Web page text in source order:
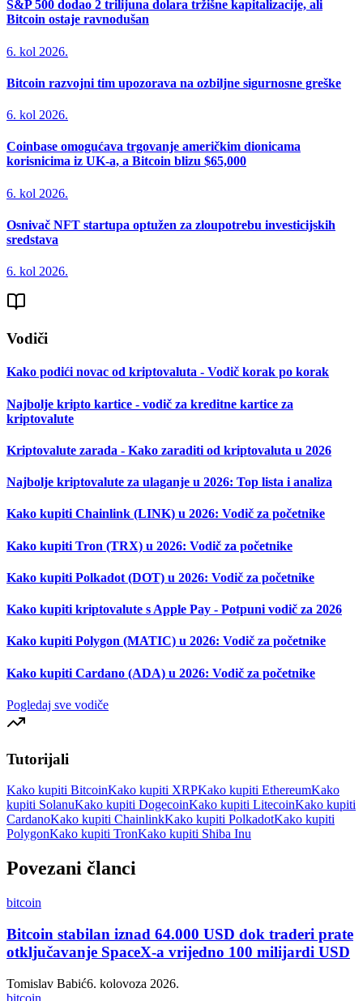
S&P 500 dodao 2 trilijuna dolara tržišne kapitalizacije, ali
Bitcoin ostaje ravnodušan
6. kol 2026.
Bitcoin razvojni tim upozorava na ozbiljne sigurnosne greške
6. kol 2026.
Coinbase omogućava trgovanje američkim dionicama
korisnicima iz UK-a, a Bitcoin blizu $65,000
6. kol 2026.
Osnivač NFT startupa optužen za zloupotrebu investicijskih
sredstava
6. kol 2026.
Vodiči
Kako podići novac od kriptovaluta - Vodič korak po korak
Najbolje kripto kartice - vodič za kreditne kartice za
kriptovalute
Kriptovalute zarada - Kako zaraditi od kriptovaluta u 2026
Najbolje kriptovalute za ulaganje u 2026: Top lista i analiza
Kako kupiti Chainlink (LINK) u 2026: Vodič za početnike
Kako kupiti Tron (TRX) u 2026: Vodič za početnike
Kako kupiti Polkadot (DOT) u 2026: Vodič za početnike
Kako kupiti kriptovalute s Apple Pay - Potpuni vodič za 2026
Kako kupiti Polygon (MATIC) u 2026: Vodič za početnike
Kako kupiti Cardano (ADA) u 2026: Vodič za početnike
Pogledaj sve vodiče
Tutorijali
Kako kupiti BitcoinKako kupiti XRPKako kupiti EthereumKako
kupiti SolanuKako kupiti DogecoinKako kupiti LitecoinKako kupiti
CardanoKako kupiti ChainlinkKako kupiti PolkadotKako kupiti
PolygonKako kupiti TronKako kupiti Shiba Inu
Povezani članci
bitcoin
Bitcoin stabilan iznad 64.000 USD dok traderi prate
otključavanje SpaceX-a vrijedno 100 milijardi USD
Tomislav Babić6. kolovoza 2026.
bitcoin